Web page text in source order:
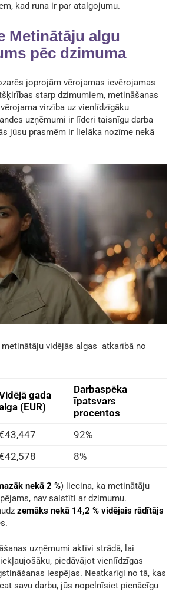
kad runa ir par atalgojumu.
Metinātāju algu
pēc dzimuma
joprojām vērojamas ievērojamas
starp dzimumiem, metināšanas
virzība uz vienlīdzīgāku
uzņēmumi ir līderi taisnīgu darba
jūsu prasmēm ir lielāka nozīme nekā
metinātāju vidējās algas atkarībā no
gada
(EUR)
Darbaspēka
īpatsvars
procentos
92%
8%
nekā 2 %) liecina, ka metinātāju
nav saistīti ar dzimumu.
zemāks nekā 14,2 % vidējais rādītājs
uzņēmumi aktīvi strādā, lai
piedāvājot vienlīdzīgas
iespējas. Neatkarīgi no tā, kas
savu darbu, jūs nopelnīsiet pienācīgu